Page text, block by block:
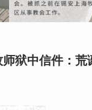
狱中信件：荒